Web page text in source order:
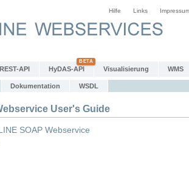
Hilfe Links
REST-API HyDAS-API Visualisierung WMS
Dokumentation WSDL
User's Guide
SOAP Webservice